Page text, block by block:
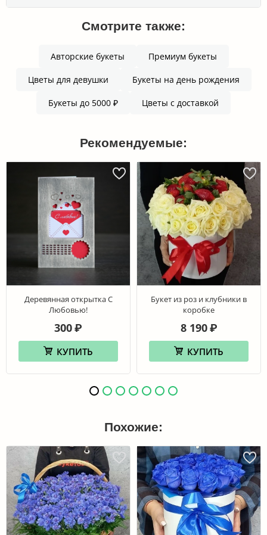
Смотрите также:
Авторские букеты Премиум букеты
Цветы для девушки Букеты на день рождения
Букеты до 5000 ₽ Цветы с доставкой
Рекомендуемые:
Деревянная открытка С
Любовью!
300₽
КУПИТЬ
Букет из роз и клубники в
коробке
8 190 ₽
КУПИТЬ
Похожие: